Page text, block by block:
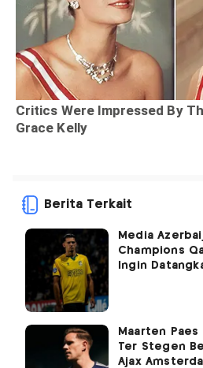
Berita Terkait
Media
Champions
Ingin
Maarten
Ter Stegen
Ajax